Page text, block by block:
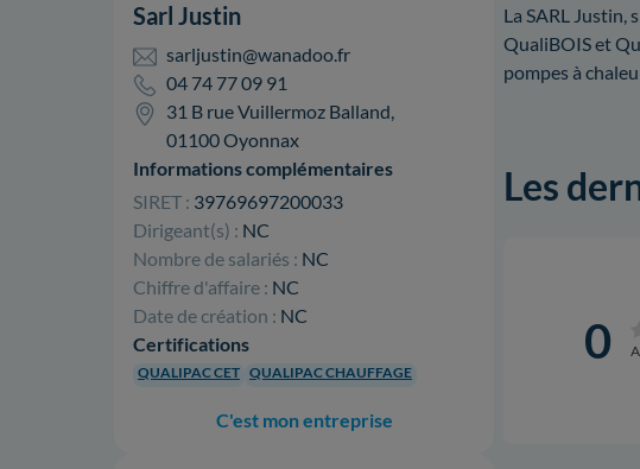
Sarl Justin
sarljustin@wanadoo.fr
04 74 77 09 91
31 B rue Vuillermoz Balland,
01100 Oyonnax
Informations complémentaires
SIRET : 39769697200033
Dirigeant(s) : NC
Nombre de salariés : NC
Chiffre d'affaire : NC
Date de création : NC
Certifications
QUALIPAC CET QUALIPAC CHAUFFAGE
C'est mon entreprise
La SARL Justin,
QualiBOIS et
pompes à
Les
0